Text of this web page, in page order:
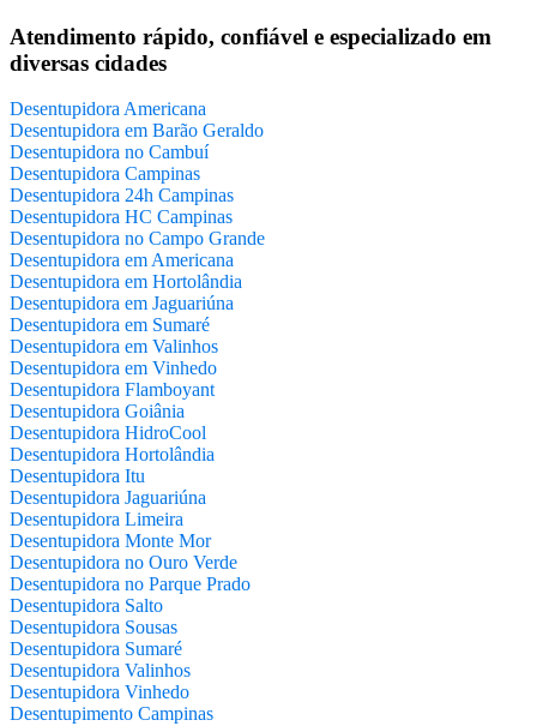
Atendimento rápido, confiável e especializado em
diversas cidades
Desentupidora Americana
Desentupidora em Barão Geraldo
Desentupidora no Cambuí
Desentupidora Campinas
Desentupidora 24h Campinas
Desentupidora HC Campinas
Desentupidora no Campo Grande
Desentupidora em Americana
Desentupidora em Hortolândia
Desentupidora em Jaguariúna
Desentupidora em Sumaré
Desentupidora em Valinhos
Desentupidora em Vinhedo
Desentupidora Flamboyant
Desentupidora Goiânia
Desentupidora HidroCool
Desentupidora Hortolândia
Desentupidora Itu
Desentupidora Jaguariúna
Desentupidora Limeira
Desentupidora Monte Mor
Desentupidora no Ouro Verde
Desentupidora no Parque Prado
Desentupidora Salto
Desentupidora Sousas
Desentupidora Sumaré
Desentupidora Valinhos
Desentupidora Vinhedo
Desentupimento Campinas